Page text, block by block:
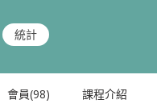
統計
會員(98) 課程介紹